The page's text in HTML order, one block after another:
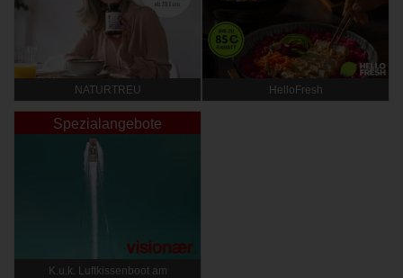
NATURTREU HelloFresh
Spezialangebote
K.u.k. Luftkissenboot am